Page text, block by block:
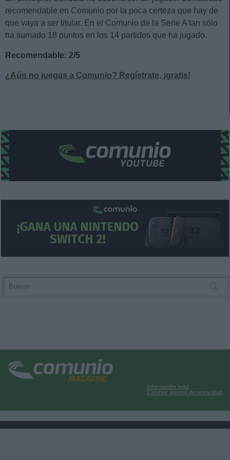
recomendable en Comunio por la poca certeza que hay de
que vaya a ser titular. En el Comunio de la Serie A tan sólo
ha sumado 18 puntos en los 14 partidos que ha jugado.
Recomendable: 2/5
¿Aún no juegas a Comunio? Regístrate, ¡gratis!
Información legal
Cambiar ajustes de privacidad